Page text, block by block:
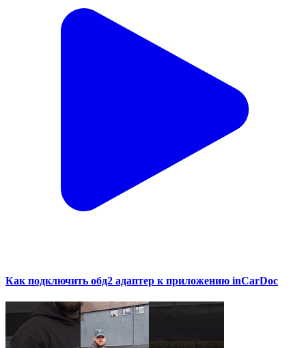
Как подключить обд2 адаптер к приложению inCarDoc